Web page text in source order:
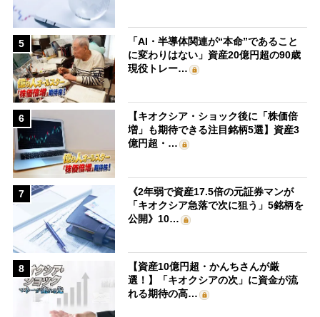
5
「AI・半導体関連が“本命”であること
に変わりはない」資産20億円超の90歳
現役トレー…
6
【キオクシア・ショック後に「株価倍
増」も期待できる注目銘柄5選】資産3
億円超・…
7
《2年弱で資産17.5倍の元証券マンが
「キオクシア急落で次に狙う」5銘柄を
公開》10…
8
【資産10億円超・かんちさんが厳
選！】「キオクシアの次」に資金が流
れる期待の高…